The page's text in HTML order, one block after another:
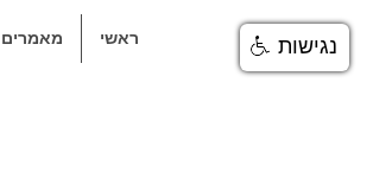
מאמרים ראשי נגישות